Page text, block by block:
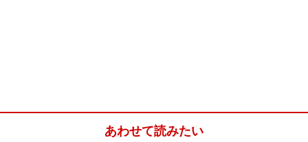
あわせて読みたい